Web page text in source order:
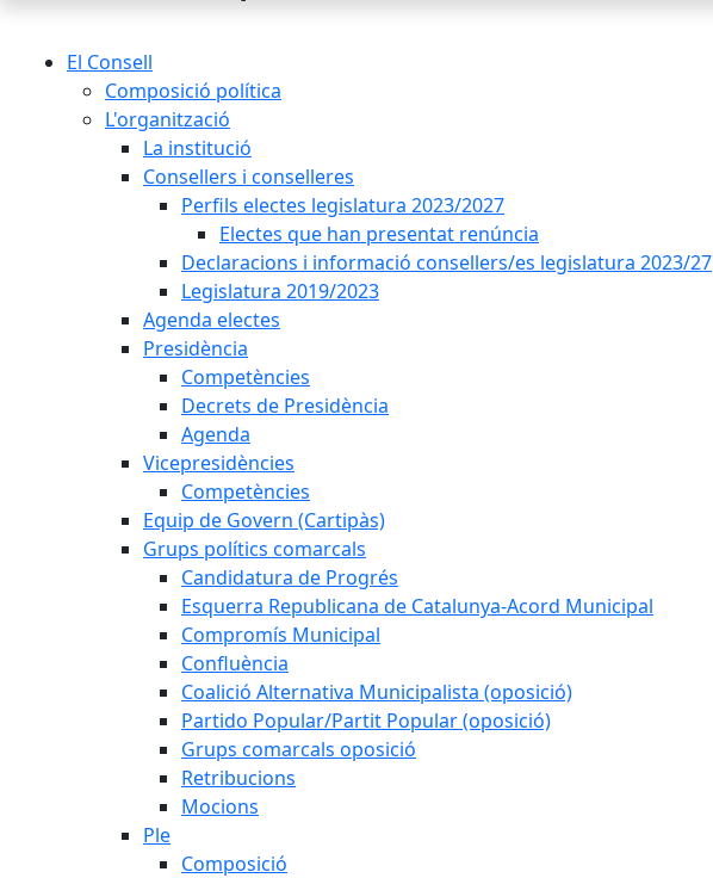
El Consell
Composició política
L'organització
La institució
Consellers i conselleres
Perfils electes legislatura 2023/2027
Electes que han presentat renúncia
Declaracions i informació consellers/es legislatura 2023/27
Legislatura 2019/2023
Agenda electes
Presidència
Competències
Decrets de Presidència
Agenda
Vicepresidències
Competències
Equip de Govern (Cartipàs)
Grups polítics comarcals
Candidatura de Progrés
Esquerra Republicana de Catalunya-Acord Municipal
Compromís Municipal
Confluència
Coalició Alternativa Municipalista (oposició)
Partido Popular/Partit Popular (oposició)
Grups comarcals oposició
Retribucions
Mocions
Ple
Composició